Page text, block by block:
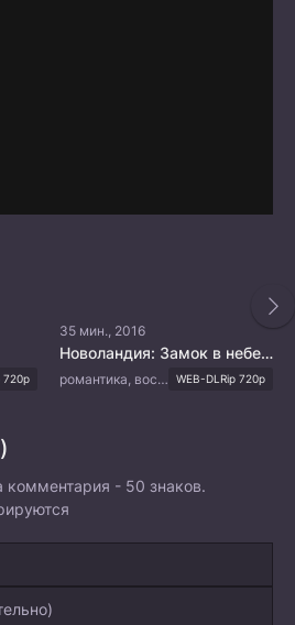
720p
35 мин., 2016
Новоландия: Замок в небесах
романтика, восточные единоборства, фэнтези WEB-DLRip 720p
- 50 знаков.